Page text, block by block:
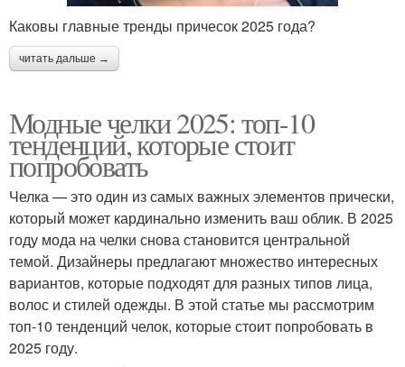
Каковы главные тренды причесок 2025 года?
читать дальше →
Модные челки 2025: топ-10
тенденций, которые стоит
попробовать
Челка — это один из самых важных элементов прически,
который может кардинально изменить ваш облик. В 2025
году мода на челки снова становится центральной
темой. Дизайнеры предлагают множество интересных
вариантов, которые подходят для разных типов лица,
волос и стилей одежды. В этой статье мы рассмотрим
топ-10 тенденций челок, которые стоит попробовать в
2025 году.